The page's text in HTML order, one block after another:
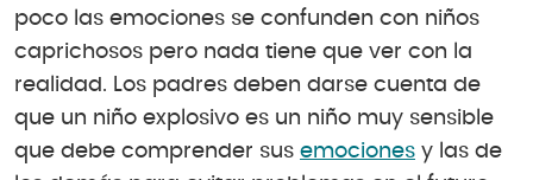
poco las emociones se confunden con niños
caprichosos pero nada tiene que ver con la
realidad. Los padres deben darse cuenta de
que un niño explosivo es un niño muy sensible
que debe comprender sus emociones y las de